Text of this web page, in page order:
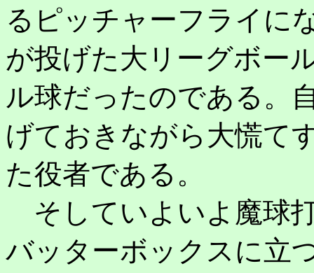
るピッチャーフライに
が投げた大リーグボー
ル球だったのである。
げておきながら大慌て
た役者である。
そしていよいよ魔球
バッターボックスに立